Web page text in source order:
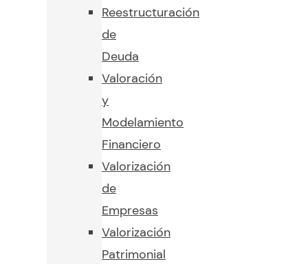
Reestructuración
de
Deuda
Valoración
y
Modelamiento
Financiero
Valorización
de
Empresas
Valorización
Patrimonial